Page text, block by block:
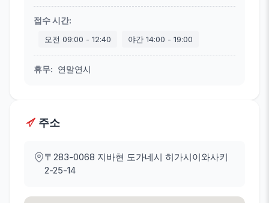
접수 시간:
오전 09:00 - 12:40 야간 14:00 - 19:00
휴무: 연말연시
주소
〒283-0068 지바현 도가네시 히가시이와사키
2-25-14